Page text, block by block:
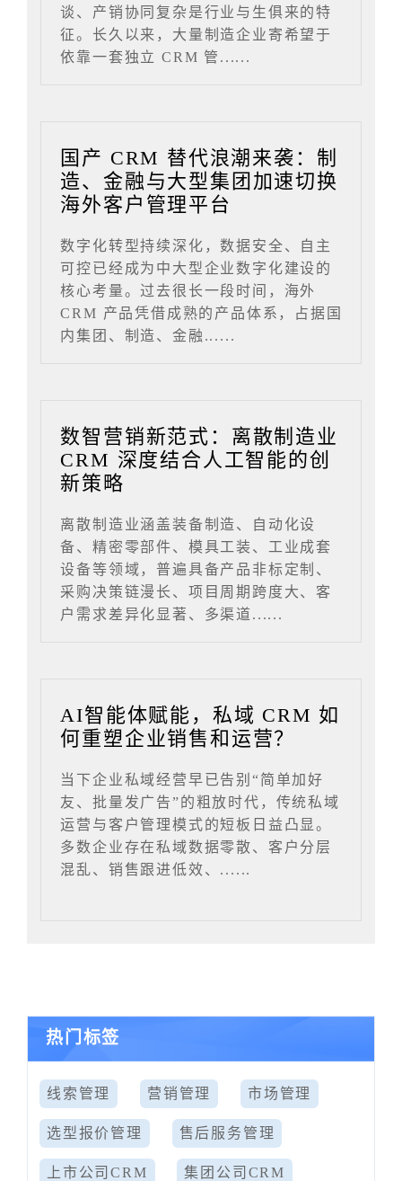
谈、产销协同复杂是行业与生俱来的特
征。长久以来，大量制造企业寄希望于
依靠一套独立 CRM 管......
国产 CRM 替代浪潮来袭：制
造、金融与大型集团加速切换
海外客户管理平台
数字化转型持续深化，数据安全、自主
可控已经成为中大型企业数字化建设的
核心考量。过去很长一段时间，海外
CRM 产品凭借成熟的产品体系，占据国
内集团、制造、金融......
数智营销新范式：离散制造业
CRM 深度结合人工智能的创
新策略
离散制造业涵盖装备制造、自动化设
备、精密零部件、模具工装、工业成套
设备等领域，普遍具备产品非标定制、
采购决策链漫长、项目周期跨度大、客
户需求差异化显著、多渠道......
AI智能体赋能，私域 CRM 如
何重塑企业销售和运营？
当下企业私域经营早已告别“简单加好
友、批量发广告”的粗放时代，传统私域
运营与客户管理模式的短板日益凸显。
多数企业存在私域数据零散、客户分层
混乱、销售跟进低效、......
热门标签
线索管理 营销管理 市场管理
选型报价管理 售后服务管理
上市公司CRM 集团公司CRM